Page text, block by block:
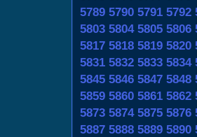
5789 5790 5791 5792
5803 5804 5805 5806
5817 5818 5819 5820
5831 5832 5833 5834
5845 5846 5847 5848
5859 5860 5861 5862
5873 5874 5875 5876
5887 5888 5889 5890